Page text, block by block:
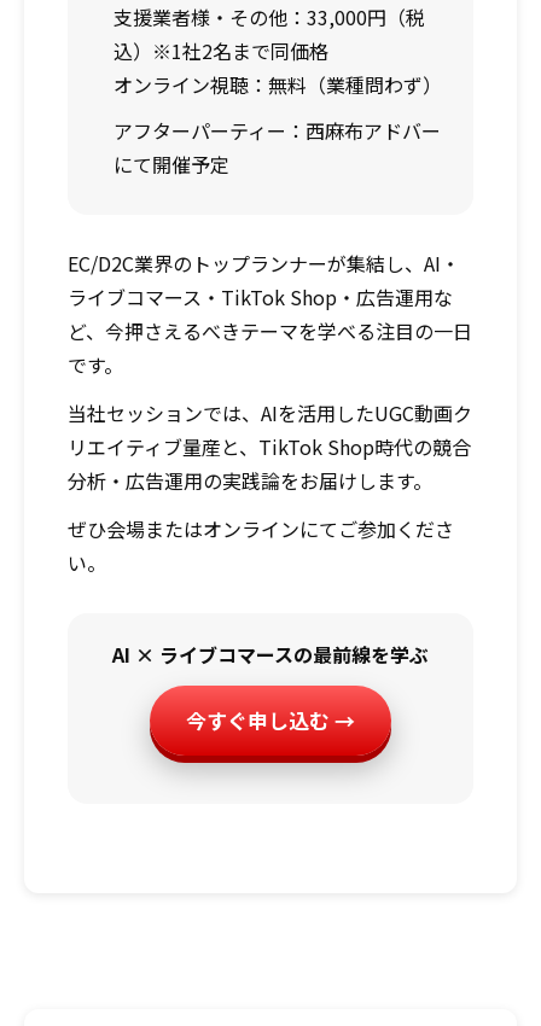
支援業者様・その他：33,000円（税
込）※1社2名まで同価格
オンライン視聴：無料（業種問わず）
アフターパーティー： 西麻布アドバー
にて開催予定
EC/D2C業界のトップランナーが集結し、AI・
ライブコマース・TikTok Shop・広告運用な
ど、今押さえるべきテーマを学べる注目の一日
です。
当社セッションでは、AIを活用したUGC動画ク
リエイティブ量産と、TikTok Shop時代の競合
分析・広告運用の実践論をお届けします。
ぜひ会場またはオンラインにてご参加くださ
い。
AI × ライブコマースの最前線を学ぶ
今すぐ申し込む →